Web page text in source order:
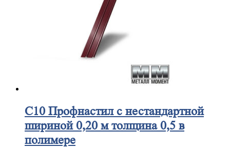
С10Профнастил с нестандартной
шириной 0,20 м толщина 0,5 в
полимере